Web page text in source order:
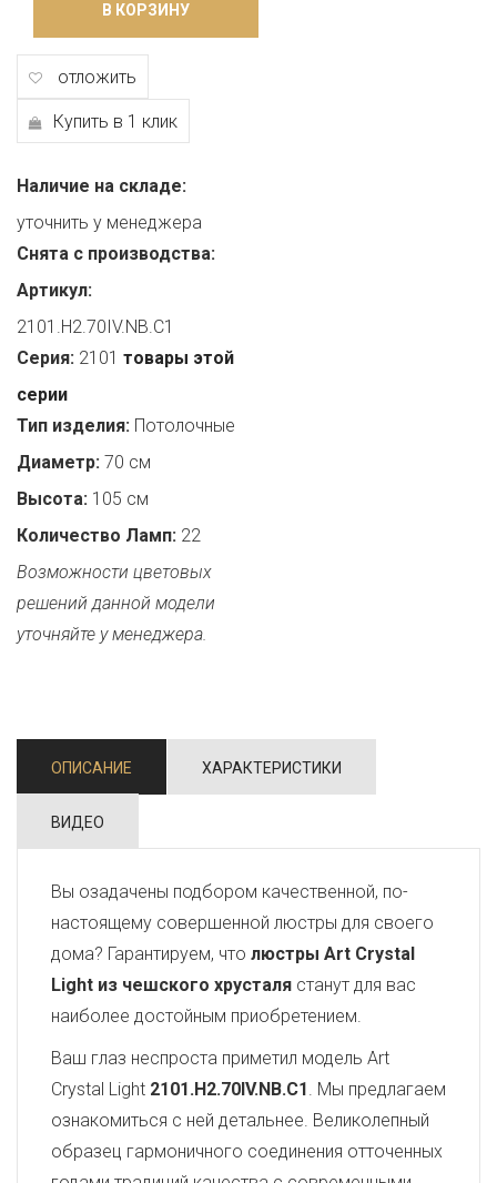
В КОРЗИНУ
отложить
Купить в 1 клик
Наличие на складе:
уточнить у менеджера
Снята с производства:
Артикул:
2101.H2.70IV.NB.C1
Серия: 2101 товары этой
серии
Тип изделия: Потолочные
Диаметр: 70 см
Высота: 105 см
Количество Ламп: 22
Возможности цветовых
решений данной модели
уточняйте у менеджера.
ОПИСАНИЕ ХАРАКТЕРИСТИКИ
ВИДЕО
Вы озадачены подбором качественной, по-
настоящему совершенной люстры для своего
дома? Гарантируем, что люстры Art Crystal
Light из чешского хрусталя станут для вас
наиболее достойным приобретением.
Ваш глаз неспроста приметил модель Art
Crystal Light 2101.H2.70IV.NB.C1. Мы предлагаем
ознакомиться с ней детальнее. Великолепный
образец гармоничного соединения отточенных